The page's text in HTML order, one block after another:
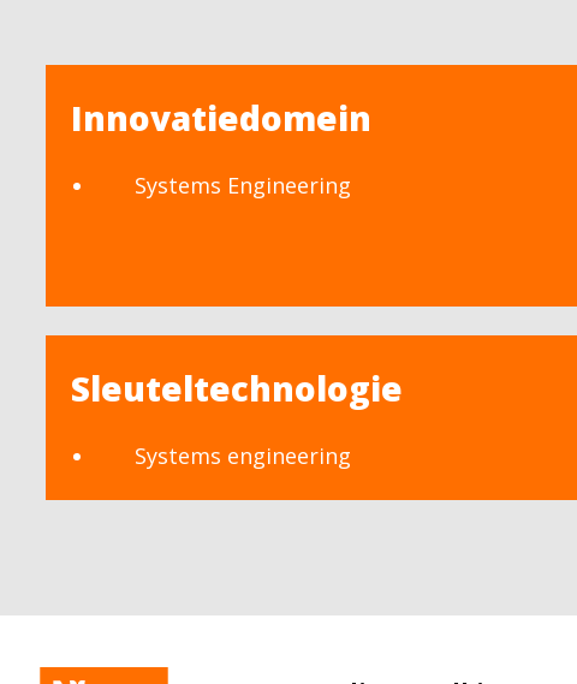
Innovatiedomein
Systems Engineering
Sleuteltechnologie
Systems engineering